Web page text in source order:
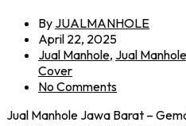
By JUALMANHOLE
April 22, 2025
Jual Manhole, Jual
Cover
No Comments
Jual Manhole Jawa Barat –